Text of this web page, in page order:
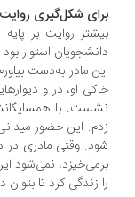
شکل‌گیری روایت کتاب
روایت بر پایه
استوار بود اما
مادر به‌دست بیاورم، به
او، در و دیوارهایی
با همسایگانش
این حضور میدانی به
وقتی مادری در دل فقر،
نمی‌شود این را
زندگی کرد تا بتوان